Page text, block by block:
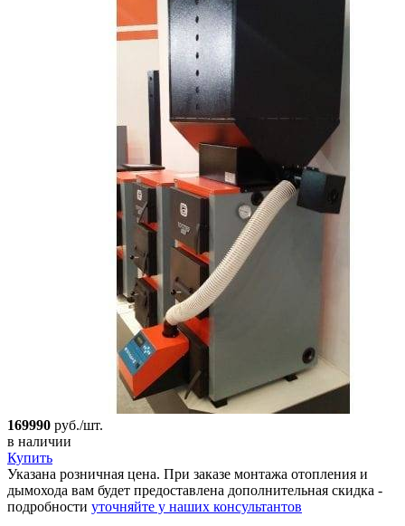
169990 руб./шт.
в наличии
Купить
Указана розничная цена. При заказе монтажа отопления и
дымохода вам будет предоставлена дополнительная скидка -
подробности уточняйте у наших консультантов